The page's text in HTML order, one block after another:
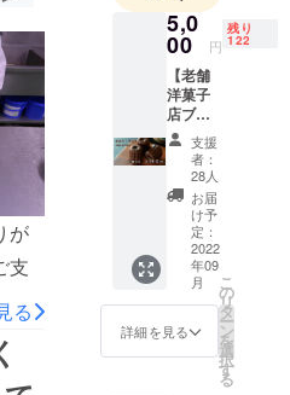
へ
楽
て
て
し
が
支
ざ
る
5,0
00 円
残り
122
【老舗
洋菓子
店ブー
ルミッ
シュが
作る完
全オリ
ジナル
カヌ
レ】 ー
１セッ
ト：8個
入り ク
ラウド
ファン
支援
者：
28人
お届
け予
定：
2022
年09
月
詳細を見る
こ
の
リ
タ
ー
ン
を
選
択
す
る